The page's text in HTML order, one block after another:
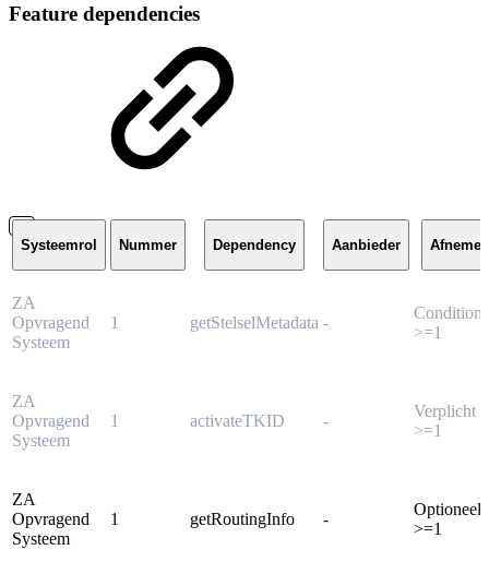
Feature dependencies
Systeemrol Nummer Dependency Aanbieder Afnemer
ZA
Opvragend
Systeem
1 getStelselMetadata -
>=1
ZA
Opvragend
Systeem
1 activateTKID -
Verplicht
>=1
ZA
Opvragend
Systeem
1 getRoutingInfo -
Optioneel
>=1